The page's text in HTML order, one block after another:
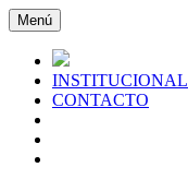
Menú
INSTITUCIONAL
CONTACTO